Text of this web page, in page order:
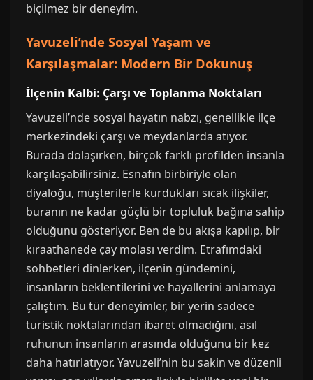
biçilmez bir deneyim.
Yavuzeli’nde Sosyal Yaşam ve
Karşılaşmalar: Modern Bir Dokunuş
İlçenin Kalbi: Çarşı ve Toplanma Noktaları
Yavuzeli’nde sosyal hayatın nabzı, genellikle ilçe
merkezindeki çarşı ve meydanlarda atıyor.
Burada dolaşırken, birçok farklı profilden insanla
karşılaşabilirsiniz. Esnafın birbiriyle olan
diyaloğu, müşterilerle kurdukları sıcak ilişkiler,
buranın ne kadar güçlü bir topluluk bağına sahip
olduğunu gösteriyor. Ben de bu akışa kapılıp, bir
kıraathanede çay molası verdim. Etrafımdaki
sohbetleri dinlerken, ilçenin gündemini,
insanların beklentilerini ve hayallerini anlamaya
çalıştım. Bu tür deneyimler, bir yerin sadece
turistik noktalarından ibaret olmadığını, asıl
ruhunun insanların arasında olduğunu bir kez
daha hatırlatıyor. Yavuzeli’nin bu sakin ve düzenli